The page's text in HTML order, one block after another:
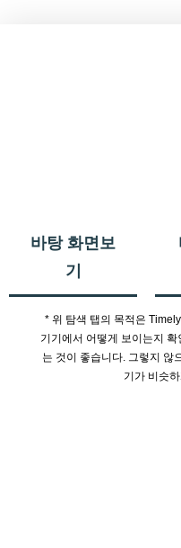
바탕 화면보
기
* 위 탐색 탭의 목적은
기기에서 어떻게 보이는지
는 것이 좋습니다. 그렇지 않
기가 비슷